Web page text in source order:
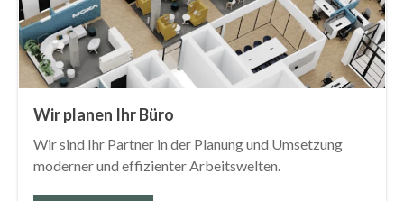
Wir planen Ihr Büro
Wir sind Ihr Partner in der Planung und Umsetzung
moderner und effizienter Arbeitswelten.